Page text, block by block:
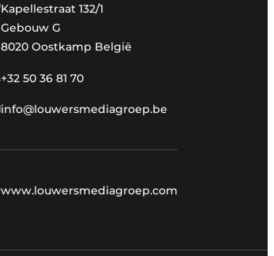
Kapellestraat 132/1
Gebouw G
8020 Oostkamp België
+32 50 36 81 70
info@louwersmediagroep.be
www.louwersmediagroep.com